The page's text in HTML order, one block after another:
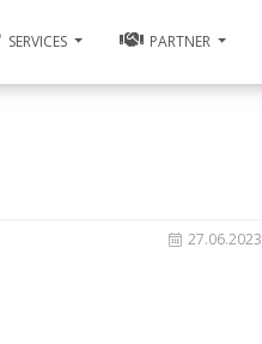
SERVICES PARTNER
27.06.2023